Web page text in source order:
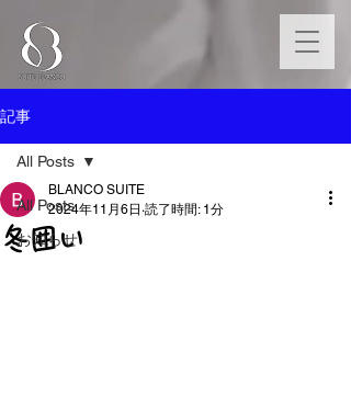
記事
All Posts
お知らせ
All Posts
冬囲い
BLANCO SUITE
2024年11月6日 読了時間: 1分